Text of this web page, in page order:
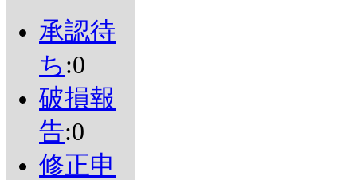
承認待
ち :0
破損報
告:0
修正申